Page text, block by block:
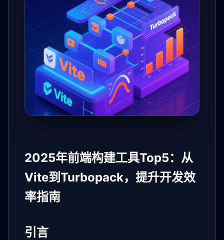
2025年前端构建工具Top5：从
Vite到Turbopack，提升开发效
率指南
引言